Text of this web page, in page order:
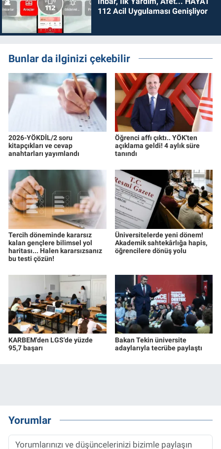
112 Acil Uygulaması Genişliyor
Bunlar da ilginizi çekebilir
2026-YÖKDİL/2 soru
kitapçıkları ve cevap
anahtarları yayımlandı
Öğrenci affı çıktı.. YÖK'ten
açıklama geldi! 4 aylık süre
tanındı
Tercih döneminde kararsız
kalan gençlere bilimsel yol
haritası... Halen kararsızsanız
bu testi çözün!
Üniversitelerde yeni dönem!
Akademik sahtekârlığa hapis,
öğrencilere dönüş yolu
KARBEM'den LGS'de yüzde
95,7 başarı
Bakan Tekin üniversite
adaylarıyla tecrübe paylaştı
Yorumlar